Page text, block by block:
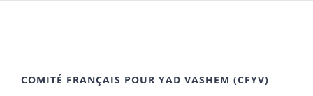
COMITÉ FRANÇAIS POUR YAD VASHEM (CFYV)